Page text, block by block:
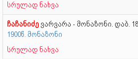
სრულად ნახვა
ჩაჩანიძე ვარვარა - მონაზონი. დაბ.
1900წ. მონაზონი
სრულად ნახვა